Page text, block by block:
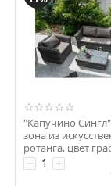
"Капучино
зона из
ротанга, цвет
Код: УТ-00002202
+
−